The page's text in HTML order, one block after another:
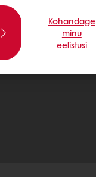
Kohandage
minu
eelistusi